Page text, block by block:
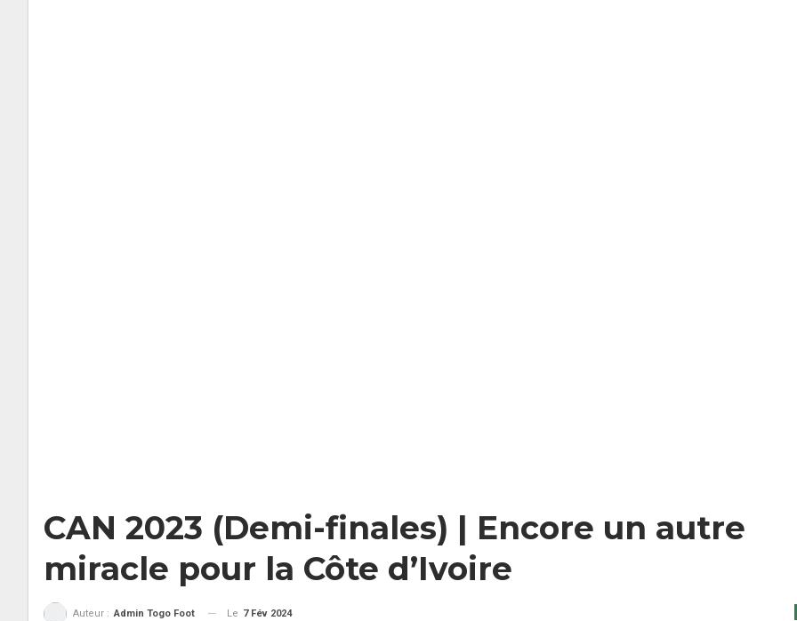
CAN 2023 (Demi-finales) | Encore un autre
miracle pour la Côte d’Ivoire
Auteur : Admin Togo Foot Le 7 Fév 2024